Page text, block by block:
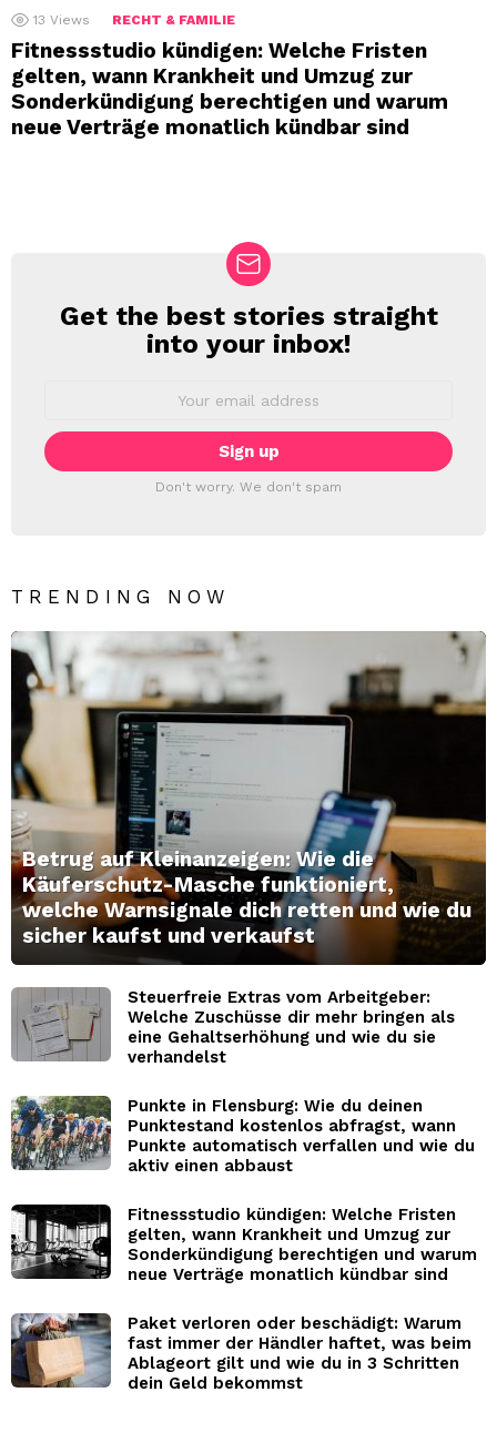
13 Views RECHT & FAMILIE
Fitnessstudio kündigen: Welche Fristen
gelten, wann Krankheit und Umzug zur
Sonderkündigung berechtigen und warum
neue Verträge monatlich kündbar sind
NEWSLETTER
Get the best stories straight
into your inbox!
Don't worry. We don't spam
TRENDING NOW
Betrug auf Kleinanzeigen: Wie die
Käuferschutz-Masche funktioniert,
welche Warnsignale dich retten und wie du
sicher kaufst und verkaufst
Steuerfreie Extras vom Arbeitgeber:
Welche Zuschüsse dir mehr bringen als
eine Gehaltserhöhung und wie du sie
verhandelst
Punkte in Flensburg: Wie du deinen
Punktestand kostenlos abfragst, wann
Punkte automatisch verfallen und wie du
aktiv einen abbaust
Fitnessstudio kündigen: Welche Fristen
gelten, wann Krankheit und Umzug zur
Sonderkündigung berechtigen und warum
neue Verträge monatlich kündbar sind
Paket verloren oder beschädigt: Warum
fast immer der Händler haftet, was beim
Ablageort gilt und wie du in 3 Schritten
dein Geld bekommst